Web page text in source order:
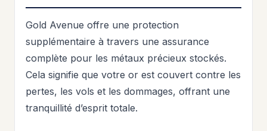
Gold Avenue offre une protection
supplémentaire à travers une assurance
complète pour les métaux précieux stockés.
Cela signifie que votre or est couvert contre les
pertes, les vols et les dommages, offrant une
tranquillité d’esprit totale.